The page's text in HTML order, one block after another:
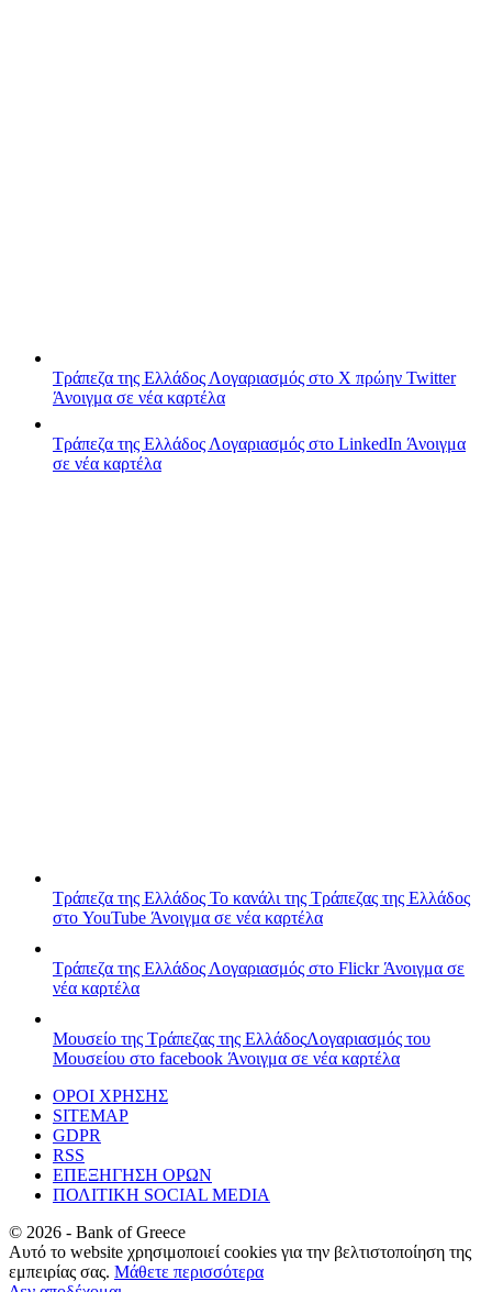
Τράπεζα της Ελλάδος Λογαριασμός στο X πρώην Twitter
Άνοιγμα σε νέα καρτέλα
Τράπεζα της Ελλάδος Λογαριασμός στο LinkedIn Άνοιγμα
σε νέα καρτέλα
Τράπεζα της Ελλάδος Το κανάλι της Τράπεζας της Ελλάδος
στο YouTube Άνοιγμα σε νέα καρτέλα
Τράπεζα της Ελλάδος Λογαριασμός στο FlickrΆνοιγμα σε
νέα καρτέλα
Μουσείο της Τράπεζας της ΕλλάδοςΛογαριασμός του
Μουσείου στο facebook Άνοιγμα σε νέα καρτέλα
ΟΡΟΙ ΧΡΗΣΗΣ
SITEMAP
GDPR
RSS
ΕΠΕΞΗΓΗΣΗ ΟΡΩΝ
ΠΟΛΙΤΙΚΗ SOCIAL MEDIA
© 2026 - Bank of Greece
Αυτό το website χρησιμοποιεί cookies για την βελτιστοποίηση της
εμπειρίας σας. Μάθετε περισσότερα